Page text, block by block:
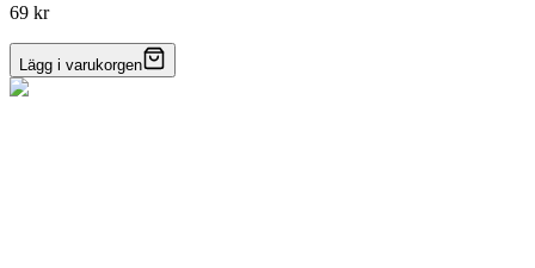
69 kr
Lägg i varukorgen